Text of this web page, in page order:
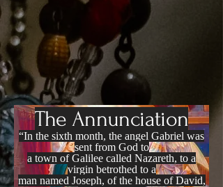
The Annunciation
“In the sixth month, the angel Gabriel was
sent from God to
a town of Galilee called Nazareth, to a
virgin betrothed to a
man named Joseph, of the house of David,